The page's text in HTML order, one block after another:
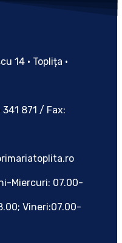
14 • Toplița •
871 / Fax:
Miercuri: 07.00-
Vineri:07.00-